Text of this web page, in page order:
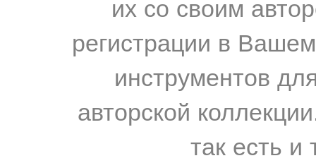
регистрации в
инструментов
авторской
так есть и